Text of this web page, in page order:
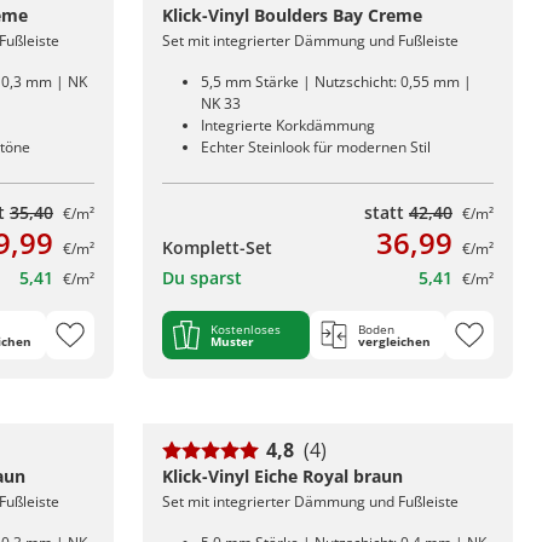
mm | NK
35,40 €/m²
€/m²
5,41 €/m²
Klick-Vinyl Boulders Bay Creme
Set mit integrierter Dämmung und Fußleiste
5,5 mm Stärke | Nutzschicht: 0,55 mm |
NK 33
Integrierte Korkdämmung
Echter Steinlook für modernen Stil
statt 42,40 €/m²
Komplett-Set 36,99 €/m²
Du sparst 5,41 €/m²
Kostenloses
Muster
Boden
vergleichen
4,8 (4)
Klick-Vinyl Eiche Royal braun
Set mit integrierter Dämmung und Fußleiste